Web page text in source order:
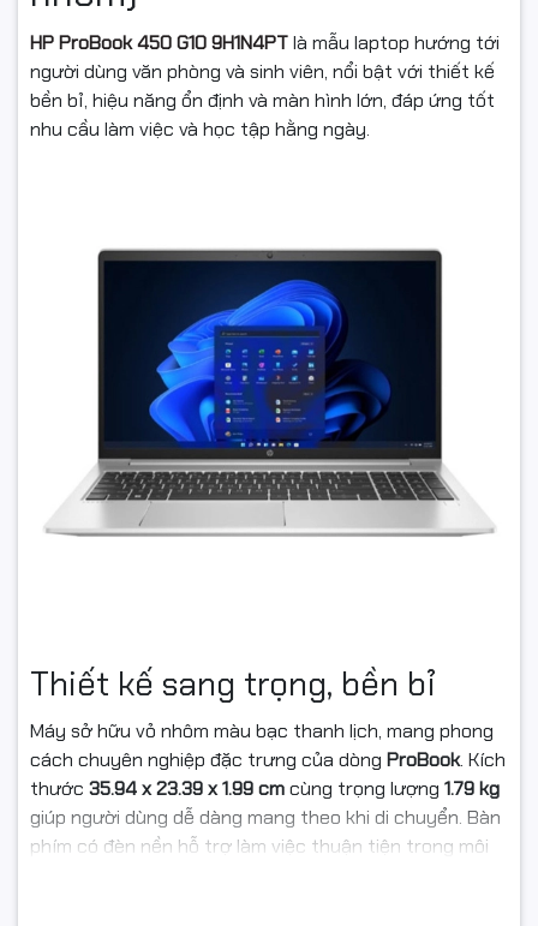
HP ProBook 450 G10 9H1N4PTlà mẫu laptop hướng tới
người dùng văn phòng và sinh viên, nổi bật với thiết kế
bền bỉ, hiệu năng ổn định và màn hình lớn, đáp ứng tốt
nhu cầu làm việc và học tập hằng ngày.
Thiết kế sang trọng, bền bỉ
Máy sở hữu vỏ nhôm màu bạc thanh lịch, mang phong
cách chuyên nghiệp đặc trưng của dòng ProBook. Kích
thước 35.94 x 23.39 x 1.99 cmcùng trọng lượng 1.79 kg
giúp người dùng dễ dàng mang theo khi di chuyển. Bàn
phím có đèn nền hỗ trợ làm việc thuận tiện trong môi